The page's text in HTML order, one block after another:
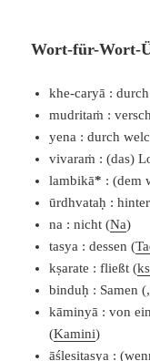
Wort-für-Wort-
khe-caryā :
mudritaṁ :
yena : durch
vivaraṁ : (das)
lambikā* : (dem
ūrdhvataḥ :
na : nicht (Na)
tasya : dessen (
kṣarate : fließt (
binduḥ : Samen
kāminyā : von
(Kamini)
āśleṣitasya :